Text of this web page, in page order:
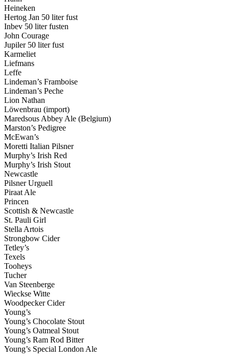
Heineken
Hertog Jan 50 liter fust
Inbev 50 liter fusten
John Courage
Jupiler 50 liter fust
Karmeliet
Liefmans
Leffe
Lindeman’s Framboise
Lindeman’s Peche
Lion Nathan
Löwenbrau (import)
Maredsous Abbey Ale (Belgium)
Marston’s Pedigree
McEwan’s
Moretti Italian Pilsner
Murphy’s Irish Red
Murphy’s Irish Stout
Newcastle
Pilsner Urguell
Piraat Ale
Princen
Scottish & Newcastle
St. Pauli Girl
Stella Artois
Strongbow Cider
Tetley’s
Texels
Tooheys
Tucher
Van Steenberge
Wieckse Witte
Woodpecker Cider
Young’s
Young’s Chocolate Stout
Young’s Oatmeal Stout
Young’s Ram Rod Bitter
Young’s Special London Ale